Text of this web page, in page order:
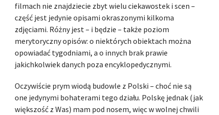
filmach nie znajdziecie zbyt wielu ciekawostek i scen –
część jest jedynie opisami okraszonymi kilkoma
zdjęciami. Różny jest – i będzie – także poziom
merytoryczny opisów: o niektórych obiektach można
opowiadać tygodniami, a o innych brak prawie
jakichkolwiek danych poza encyklopedycznymi.
Oczywiście prym wiodą budowle z Polski – choć nie są
one jedynymi bohaterami tego działu. Polskę jednak (jak
większość z Was) mam pod nosem, więc w wolnej chwili